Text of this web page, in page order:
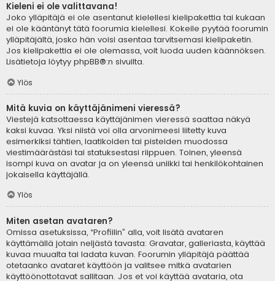
Kieleni ei ole valittavana!
Joko ylläpitäjä ei ole asentanut kielellesi kielipakettia tai kukaan
ei ole kääntänyt tätä foorumia kielellesi. Kokeile pyytää foorumin
ylläpitäjältä, josko hän voisi asentaa tarvitsemasi kielipaketin.
Jos kielipakettia ei ole olemassa, voit luoda uuden käännöksen.
Lisätietoja löytyy phpBB®:n sivuilta.
Ylös
Mitä kuvia on käyttäjänimeni vieressä?
Viestejä katsottaessa käyttäjänimen vieressä saattaa näkyä
kaksi kuvaa. Yksi niistä voi olla arvonimeesi liitetty kuva
esimerkiksi tähtien, laatikoiden tai pisteiden muodossa
viestimäärästäsi tai statuksestasi riippuen. Toinen, yleensä
isompi kuva on avatar ja on yleensä uniikki tai henkilökohtainen
jokaisella käyttäjällä.
Ylös
Miten asetan avataren?
Omissa asetuksissa, “Profiilin” alla, voit lisätä avataren
käyttämällä jotain neljästä tavasta: Gravatar, galleriasta, käyttää
kuvaa muualta tai ladata kuvan. Foorumin ylläpitäjä päättää
otetaanko avataret käyttöön ja valitsee mitkä avatarien
käyttöönottotavat sallitaan. Jos et voi käyttää avataria, ota